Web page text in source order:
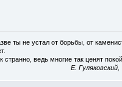
ты не устал от борьбы, от
странно, ведь многие так ценят
E.